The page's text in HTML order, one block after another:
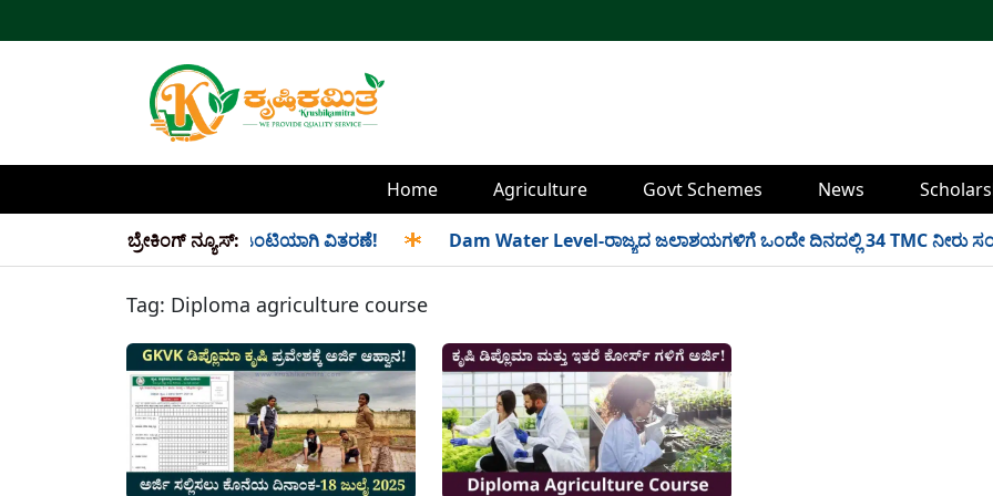
Home Agriculture Govt Schemes News
ಬ್ರೇಕಿಂಗ್ ನ್ಯೂಸ್:
ಮತ್ತು ಸೆಪ್ಟೆಂಬರ್ ತಿಂಗಳ ಪಡಿತರ ಜಂಟಿಯಾಗಿ ವಿತರಣೆ! Dam Water Level-ರಾಜ್ಯದ ಜಲಾಶಯಗಳಿಗೆ ಒಂದೇ ದಿನದಲ್ಲಿ 34 TMC ನೀರು
Tag: Diploma agriculture course